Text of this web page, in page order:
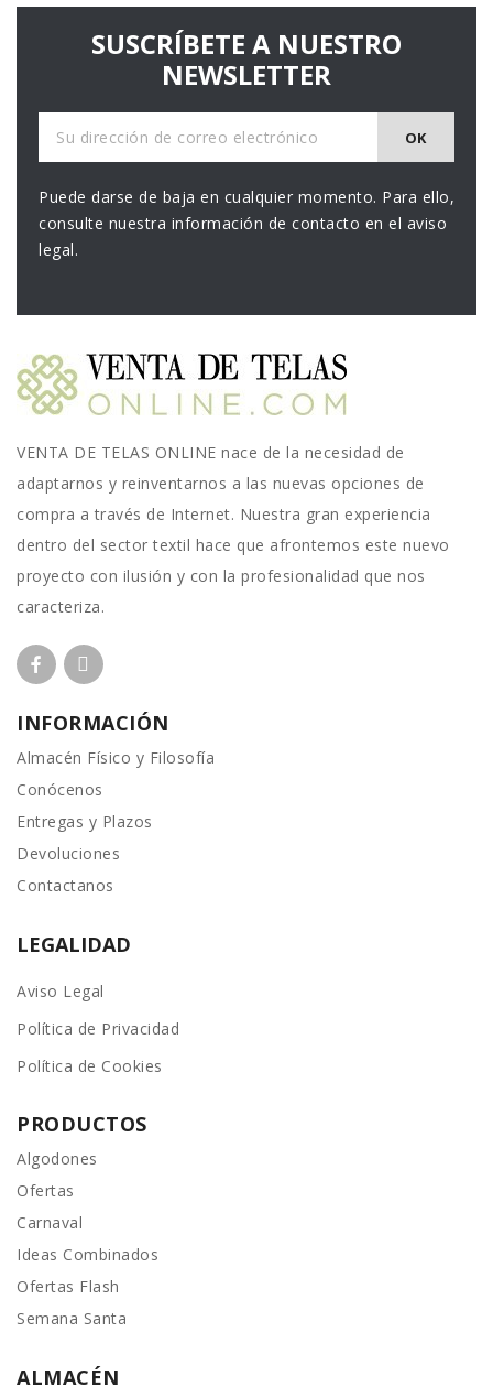
SUSCRÍBETE A NUESTRO
NEWSLETTER
Puede darse de baja en cualquier momento. Para ello,
consulte nuestra información de contacto en el aviso
legal.
VENTA DE TELAS ONLINE nace de la necesidad de
adaptarnos y reinventarnos a las nuevas opciones de
compra a través de Internet. Nuestra gran experiencia
dentro del sector textil hace que afrontemos este nuevo
proyecto con ilusión y con la profesionalidad que nos
caracteriza.
INFORMACIÓN
Almacén Físico y Filosofía
Conócenos
Entregas y Plazos
Devoluciones
Contactanos
LEGALIDAD
Aviso Legal
Política de Privacidad
Política de Cookies
PRODUCTOS
Algodones
Ofertas
Carnaval
Ideas Combinados
Ofertas Flash
Semana Santa
ALMACÉN